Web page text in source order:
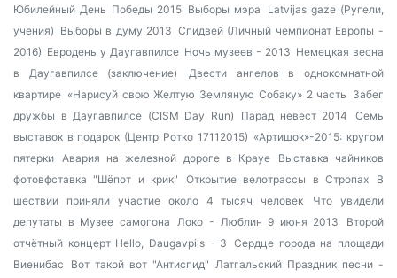
Юбилейный День Победы 2015 Выборы мэра
Latvijas gaze (Ругели,
учения) Выборы в думу 2013 Спидвей (Личный чемпионат Европы -
2016) Евродень у Даугавпилсе Ночь музеев - 2013 Немецкая весна
в Даугавпилсе (заключение)
Двести ангелов в однокомнатной
квартире «Нарисуй свою Желтую Земляную Собаку» 2 часть Забег
дружбы в Даугавпилсе (CISM Day Run)
Парад невест 2014
Семь
выставок в подарок (Центр Ротко 17112015) «Артишок»-2015: кругом
пятерки
Авария на железной дороге в Крауе
Выставка чайников
фотовфставка "Шёпот и крик"
Открытие велотрассы в Стропах
В
шествии приняли участие около 4 тысяч человек
Что увидели
депутаты в Музее самогона
Локо - Люблин 9 июня 2013
Второй
отчётный концерт Hello, Daugavpils - 3
Сердце города на площади
Виенибас
Вот такой вот "Антиспид" Латгальский Праздник песни -